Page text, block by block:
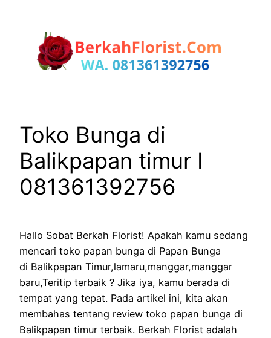
Toko Bunga di
Balikpapan timur I
081361392756
Hallo Sobat Berkah Florist! Apakah kamu sedang
mencari toko papan bunga di Papan Bunga
di Balikpapan Timur,lamaru,manggar,manggar
baru,Teritip terbaik ? Jika iya, kamu berada di
tempat yang tepat. Pada artikel ini, kita akan
membahas tentang review toko papan bunga di
Balikpapan timur terbaik. Berkah Florist adalah